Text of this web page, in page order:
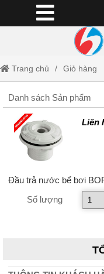
Trang chủ Giỏ hàng
Danh sách Sản phẩm
Liên
Đầu trả nước bể bơi
Số lượng